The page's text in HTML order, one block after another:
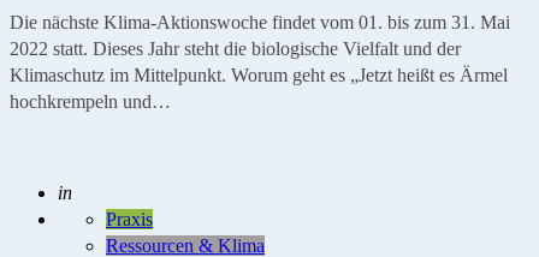
Die nächste Klima-Aktionswoche findet vom 01. bis zum 31. Mai
2022 statt. Dieses Jahr steht die biologische Vielfalt und der
Klimaschutz im Mittelpunkt. Worum geht es „Jetzt heißt es Ärmel
hochkrempeln und…
Geschrieben
in
Praxis
Ressourcen & Klima